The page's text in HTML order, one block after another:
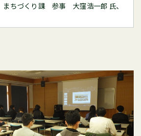
ちづくり課 参事 大窪浩一郎 氏、